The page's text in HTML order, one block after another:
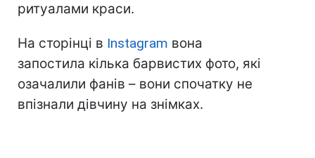
ритуалами краси.
На сторінці в Instagram вона
запостила кілька барвистих фото, які
озачалили фанів – вони спочатку не
впізнали дівчину на знімках.